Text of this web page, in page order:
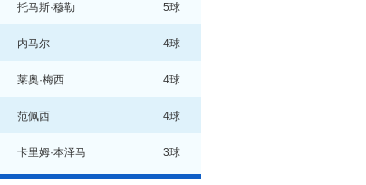
托马斯·穆勒 5球
内马尔 4球
莱奥·梅西 4球
范佩西 4球
卡里姆·本泽马 3球